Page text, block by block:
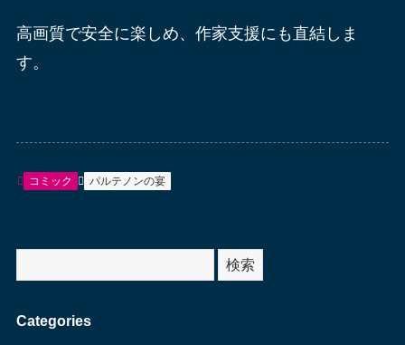
高画質で安全に楽しめ、作家支援にも直結しま
す。
コミック パルテノンの宴
イ
内
検索
Categories